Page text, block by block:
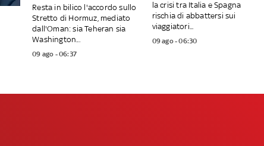
Resta in bilico l'accordo sullo
Stretto di Hormuz, mediato
dall'Oman: sia Teheran sia
Washington...
09 ago - 06:37
la crisi tra Italia e Spagna
rischia di abbattersi sui
viaggiatori...
09 ago - 06:30